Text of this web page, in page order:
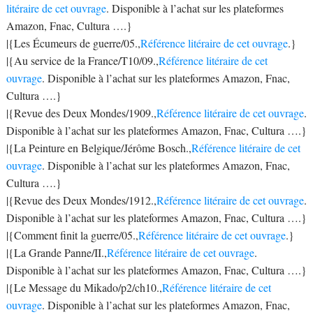
litéraire de cet ouvrage. Disponible à l’achat sur les plateformes
Amazon, Fnac, Cultura ….}
|{Les Écumeurs de guerre/05.,Référence litéraire de cet ouvrage.}
|{Au service de la France/T10/09.,Référence litéraire de cet
ouvrage. Disponible à l’achat sur les plateformes Amazon, Fnac,
Cultura ….}
|{Revue des Deux Mondes/1909.,Référence litéraire de cet ouvrage.
Disponible à l’achat sur les plateformes Amazon, Fnac, Cultura ….}
|{La Peinture en Belgique/Jérôme Bosch.,Référence litéraire de cet
ouvrage. Disponible à l’achat sur les plateformes Amazon, Fnac,
Cultura ….}
|{Revue des Deux Mondes/1912.,Référence litéraire de cet ouvrage.
Disponible à l’achat sur les plateformes Amazon, Fnac, Cultura ….}
|{Comment finit la guerre/05.,Référence litéraire de cet ouvrage.}
|{La Grande Panne/II.,Référence litéraire de cet ouvrage.
Disponible à l’achat sur les plateformes Amazon, Fnac, Cultura ….}
|{Le Message du Mikado/p2/ch10.,Référence litéraire de cet
ouvrage. Disponible à l’achat sur les plateformes Amazon, Fnac,